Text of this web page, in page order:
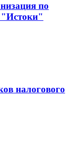
по
"Истоки"
налогового